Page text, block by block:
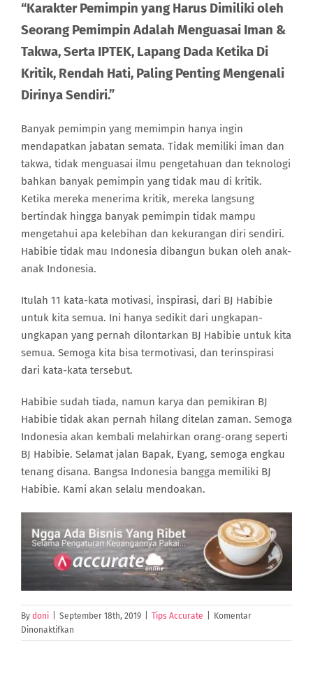
“Karakter Pemimpin yang Harus Dimiliki oleh
Seorang Pemimpin Adalah Menguasai Iman &
Takwa, Serta IPTEK, Lapang Dada Ketika Di
Kritik, Rendah Hati, Paling Penting Mengenali
Dirinya Sendiri.”
Banyak pemimpin yang memimpin hanya ingin
mendapatkan jabatan semata. Tidak memiliki iman dan
takwa, tidak menguasai ilmu pengetahuan dan teknologi
bahkan banyak pemimpin yang tidak mau di kritik.
Ketika mereka menerima kritik, mereka langsung
bertindak hingga banyak pemimpin tidak mampu
mengetahui apa kelebihan dan kekurangan diri sendiri.
Habibie tidak mau Indonesia dibangun bukan oleh anak-
anak Indonesia.
Itulah 11 kata-kata motivasi, inspirasi, dari BJ Habibie
untuk kita semua. Ini hanya sedikit dari ungkapan-
ungkapan yang pernah dilontarkan BJ Habibie untuk kita
semua. Semoga kita bisa termotivasi, dan terinspirasi
dari kata-kata tersebut.
Habibie sudah tiada, namun karya dan pemikiran BJ
Habibie tidak akan pernah hilang ditelan zaman. Semoga
Indonesia akan kembali melahirkan orang-orang seperti
BJ Habibie. Selamat jalan Bapak, Eyang, semoga engkau
tenang disana. Bangsa Indonesia bangga memiliki BJ
Habibie. Kami akan selalu mendoakan.
By doni September 18th, 2019 Tips Accurate
Komentar
Dinonaktifkan
Mood